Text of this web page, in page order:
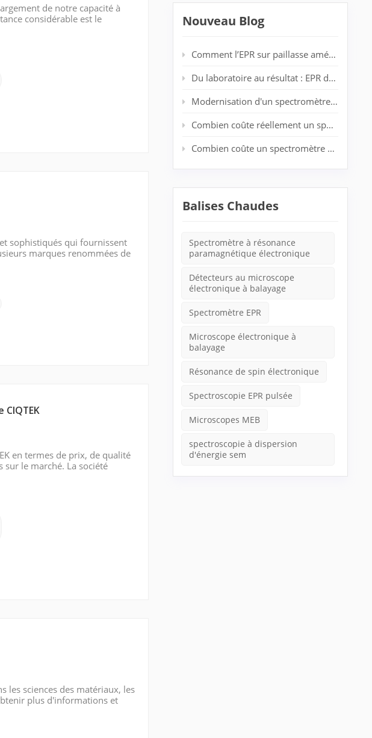
de notre capacité à
considérable est le
sophistiqués qui fournissent
marques renommées de
en termes de prix, de qualité
le marché. La société
les sciences des matériaux, les
plus d'informations et
Nouveau Blog
Comment l’EPR sur paillasse améliore la détection des radicaux dans les laboratoires de polymères
Du laboratoire au résultat : EPR de bureau pour l'analyse de spin en temps réel
Modernisation d'un spectromètre RPE vieillissant : prolonger la durée de vie du système sans nouvel aimant
Combien coûte réellement un spectromètre EPR d'entrée de gamme ?
Combien coûte un spectromètre RPE ? Guide complet des prix pour les chercheurs
Balises Chaudes
Spectromètre à résonance
paramagnétique électronique
Détecteurs au microscope
électronique à balayage
Spectromètre EPR
Microscope électronique à
balayage
Résonance de spin électronique
Spectroscopie EPR pulsée
Microscopes MEB
spectroscopie à dispersion
d'énergie sem